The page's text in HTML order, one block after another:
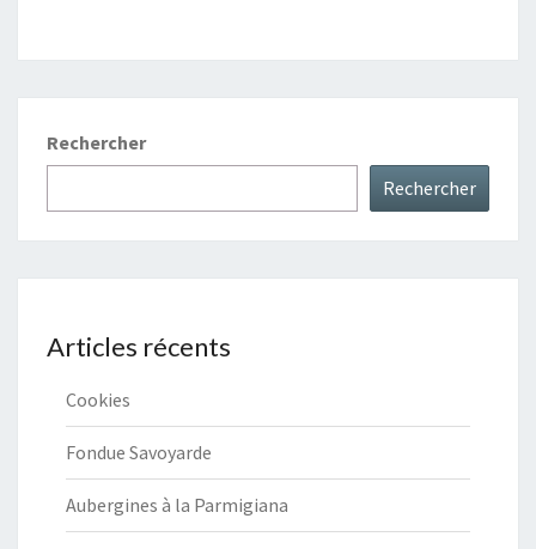
Rechercher
Rechercher
Articles récents
Cookies
Fondue Savoyarde
Aubergines à la Parmigiana